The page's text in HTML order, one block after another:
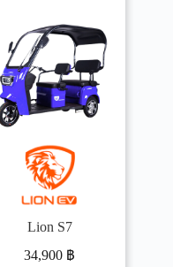
Lion S7
34,900 ฿